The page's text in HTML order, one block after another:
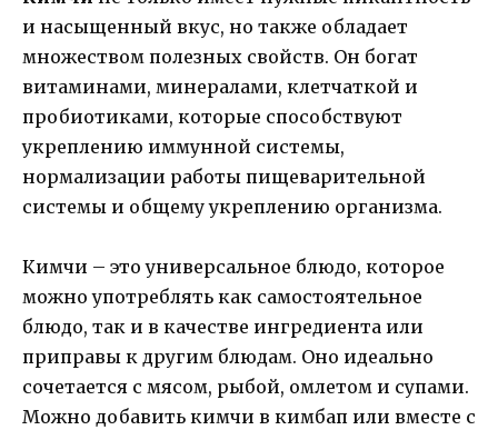
и насыщенный вкус, но также обладает
множеством полезных свойств. Он богат
витаминами, минералами, клетчаткой и
пробиотиками, которые способствуют
укреплению иммунной системы,
нормализации работы пищеварительной
системы и общему укреплению организма.
Кимчи – это универсальное блюдо, которое
можно употреблять как самостоятельное
блюдо, так и в качестве ингредиента или
приправы к другим блюдам. Оно идеально
сочетается с мясом, рыбой, омлетом и супами.
Можно добавить кимчи в кимбап или вместе с